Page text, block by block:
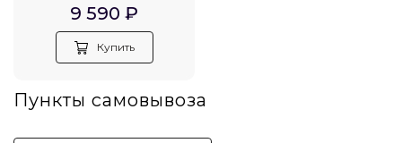
9 590 ₽
Купить
Пункты самовывоза